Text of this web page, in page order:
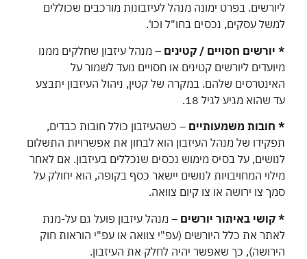
ליורשים. בפרט ימונה מנהל לעיזבונות מורכבים שכוללים
למשל עסקים, נכסים בחו"ל וכו'.
* יורשים חסויים / קטינים – מנהל עיזבון שחלקים ממנו
מיועדים ליורשים קטינים או חסויים נועד לשמור על
האינטרסים שלהם. במקרה של קטין, ניהול העיזבון יתבצע
עד שהוא מגיע לגיל 18.
* חובות משמעותיים – כשהעיזבון כולל חובות כבדים,
תפקידו של מנהל העיזבון הוא לבחון את אפשרויות התשלום
לנושים, על בסיס מימוש נכסים שנכללים בעיזבון. אם לאחר
מילוי המחויבויות לנושים יישאר כסף בקופה, הוא יחולק על
סמך צו ירושה או צו קיום צוואה.
* קושי באיתור יורשים – מנהל עיזבון פועל גם על-מנת
לאתר את כלל היורשים (עפ"י צוואה או עפ"י הוראות חוק
הירושה), כך שאפשר יהיה לחלק את העיזבון.